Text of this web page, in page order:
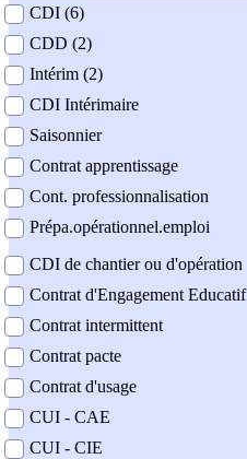
contrat
CDI (6)
CDD (2)
Intérim (2)
CDI Intérimaire
Saisonnier
Contrat apprentissage
Cont. professionnalisation
Prépa.opérationnel.emploi
CDI de chantier ou d'opération
Contrat d'Engagement Educatif
Contrat intermittent
Contrat pacte
Contrat d'usage
CUI - CAE
CUI - CIE